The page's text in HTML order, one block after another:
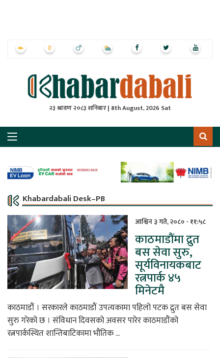
२३ श्रावण २०८३ शनिबार | 8th August, 2026 Sat
Khabardabali Desk–PB
आश्विन ३ गते, २०८० - ११:५८
काठमाडौंमा द्रुत
बस सेवा सुरु,
सूर्यविनायकबाट
रत्नपार्क ४५
मिनेटमै
काठमाडौं । सरकारले काठमाडौं उपत्यकामा पहिलो पटक द्रुत बस सेवा
सुरु गरेको छ । संविधान दिवसको अवसर पारेर काठमाडौंको
रत्नपार्कस्थित शान्तिबाटिकामा भौतिक ...